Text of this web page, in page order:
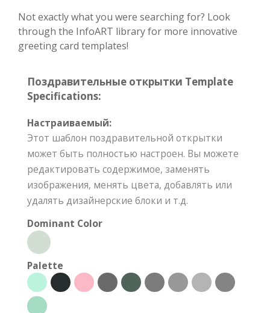
Not exactly what you were searching for? Look
through the InfoART library for more innovative
greeting card templates!
Поздравительные открытки Template
Specifications:
Настраиваемый:
Этот шаблон поздравительной открытки
может быть полностью настроен. Вы можете
редактировать содержимое, заменять
изображения, менять цвета, добавлять или
удалять дизайнерские блоки и т.д.
Dominant Color
Palette